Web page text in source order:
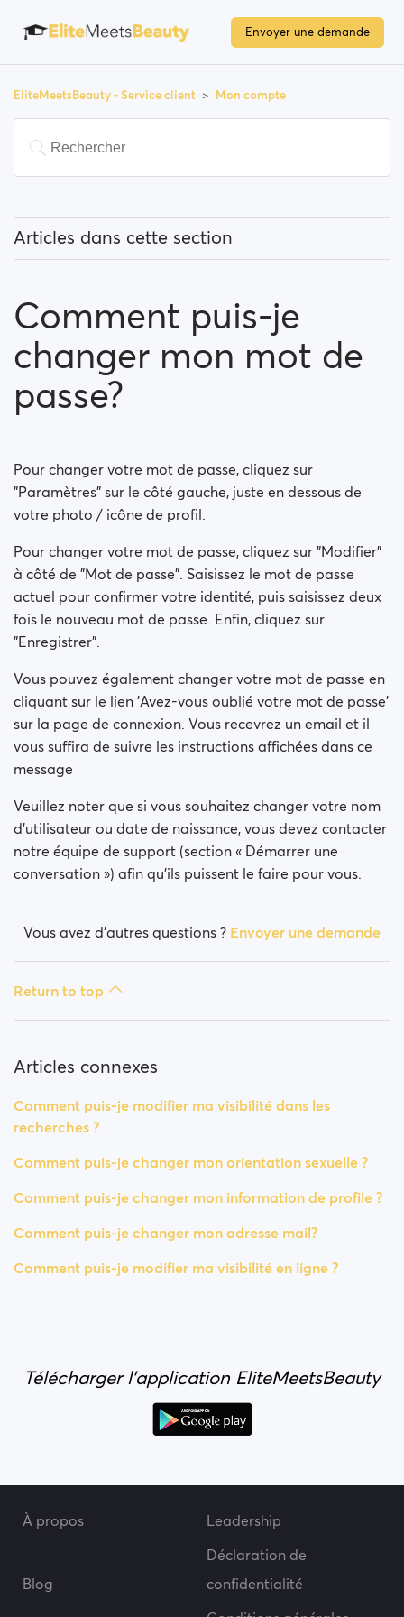
Envoyer une demande
EliteMeetsBeauty - Service client Mon compte
Articles dans cette section
Comment puis-je changer mon mot de passe?
Comment puis-je changer mon information de profile
Comment puis-je modifier ma visibilité en ligne ?
Comment puis-je modifier ma visibilité dans les
recherches ?
Comment puis-je
changer mon mot de
passe?
Pour changer votre mot de passe, cliquez sur
"Paramètres" sur le côté gauche, juste en dessous de
votre photo / icône de profil.
Pour changer votre mot de passe, cliquez sur "Modifier"
à côté de "Mot de passe". Saisissez le mot de passe
actuel pour confirmer votre identité, puis saisissez deux
fois le nouveau mot de passe. Enfin, cliquez sur
"Enregistrer".
Vous pouvez également changer votre mot de passe en
cliquant sur le lien 'Avez-vous oublié votre mot de passe'
sur la page de connexion. Vous recevrez un email et il
vous suffira de suivre les instructions affichées dans ce
message
Veuillez noter que si vous souhaitez changer votre nom
d'utilisateur ou date de naissance, vous devez contacter
notre équipe de support (section « Démarrer une
conversation ») afin qu'ils puissent le faire pour vous.
Vous avez d’autres questions ? Envoyer une demande
Return to top
Articles connexes
Comment puis-je modifier ma visibilité dans les
recherches ?
Comment puis-je changer mon orientation sexuelle ?
Comment puis-je changer mon information de profile ?
Comment puis-je changer mon adresse mail?
Comment puis-je modifier ma visibilité en ligne ?
Télécharger l'application EliteMeetsBeauty
À propos Leadership
Blog
Déclaration de
confidentialité